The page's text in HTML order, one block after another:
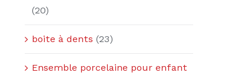
(20)
boite à dents (23)
Ensemble porcelaine pour enfant